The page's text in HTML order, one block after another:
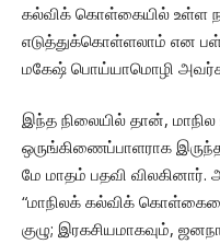
கல்விக் கொள்கையில் உள்ள
எடுத்துக்கொள்ளலாம் என
மகேஷ் பொய்யாமொழி
இந்த நிலையில் தான், மாநில
ஒருங்கிணைப்பாளராக
மே மாதம் பதவி விலகினார்.
“மாநிலக் கல்விக்
குழு; இரகசியமாகவும்,